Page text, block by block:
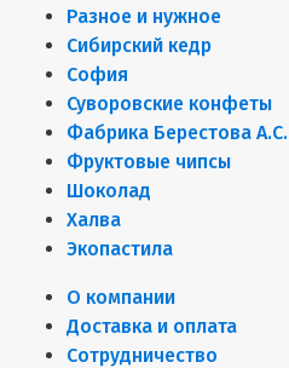
Разное и нужное
Сибирский кедр
София
Суворовские конфеты
Фабрика Берестова А.С.
Фруктовые чипсы
Шоколад
Халва
Экопастила
О компании
Доставка и оплата
Сотрудничество